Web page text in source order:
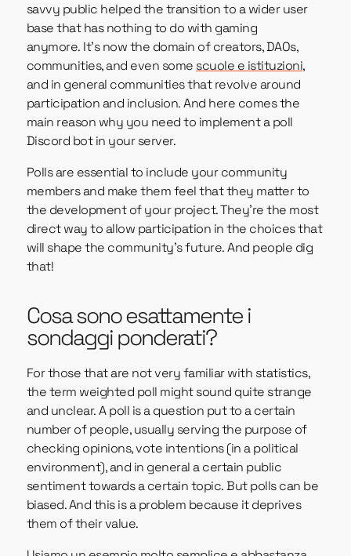
savvy public helped the transition to a wider user
base that has nothing to do with gaming
anymore. It’s now the domain of creators, DAOs,
communities, and even some scuole e istituzioni,
and in general communities that revolve around
participation and inclusion. And here comes the
main reason why you need to implement a poll
Discord bot in your server.
Polls are essential to include your community
members and make them feel that they matter to
the development of your project. They’re the most
direct way to allow participation in the choices that
will shape the community’s future. And people dig
that!
Cosa sono esattamente i
sondaggi ponderati?
For those that are not very familiar with statistics,
the term weighted poll might sound quite strange
and unclear. A poll is a question put to a certain
number of people, usually serving the purpose of
checking opinions, vote intentions (in a political
environment), and in general a certain public
sentiment towards a certain topic. But polls can be
biased. And this is a problem because it deprives
them of their value.